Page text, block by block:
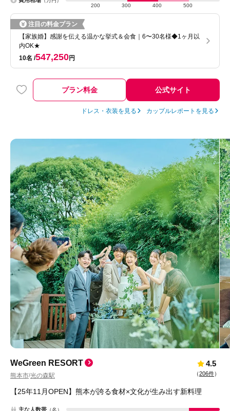
200
300 400 500
注目の料金プラン
【家族婚】感謝を伝える温かな挙式＆会食｜6〜30名様◆1ヶ月以
内OK★
10名 547,250円
プラン料金 公式サイト
ドレス・衣装を見る カップルレポートを見る
WeGreen RESORT
熊本市/光の森駅
4.5
（206件）
【25年11月OPEN】熊本が誇る食材×文化が生み出す新料理
主な人数帯 （名）